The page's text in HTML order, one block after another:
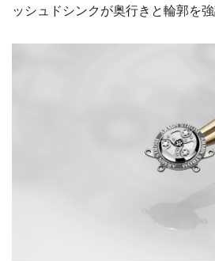
ッシュドシンクが奥行きと輪郭を強